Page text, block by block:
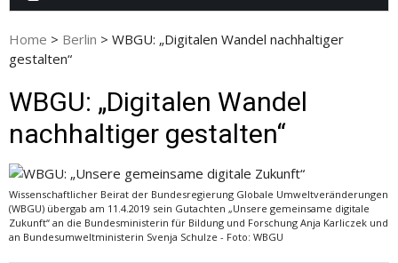
Home > Berlin > WBGU: „Digitalen Wandel nachhaltiger
gestalten“
WBGU: „Digitalen Wandel
nachhaltiger gestalten“
Wissenschaftlicher Beirat der Bundesregierung Globale Umweltveränderungen
(WBGU) übergab am 11.4.2019 sein Gutachten „Unsere gemeinsame digitale
Zukunft“ an die Bundesministerin für Bildung und Forschung Anja Karliczek und
an Bundesumweltministerin Svenja Schulze - Foto: WBGU